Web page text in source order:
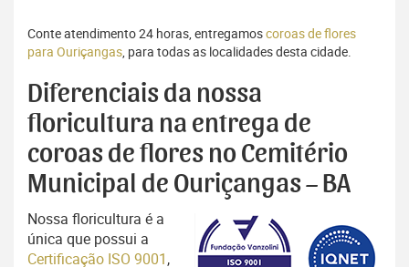
Conte atendimento 24 horas, entregamoscoroas de flores
para Ouriçangas, para todas as localidades desta cidade.
Diferenciais da nossa
floricultura na entrega de
coroas de flores no Cemitério
Municipal de Ouriçangas – BA
Nossa floricultura é a
única que possui a
Certificação ISO 9001,